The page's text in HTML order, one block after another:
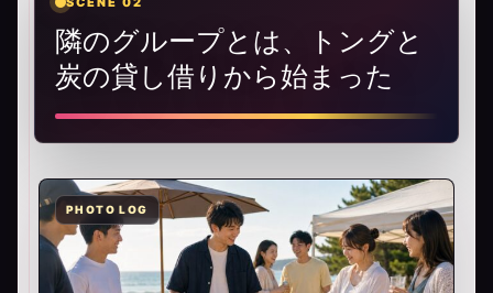
隣のグループとは、トングと
炭の貸し借りから始まった